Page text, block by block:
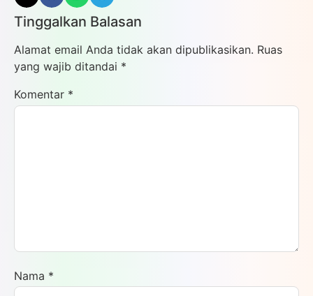
Tinggalkan Balasan
Alamat email Anda tidak akan dipublikasikan. Ruas
yang wajib ditandai *
Komentar *
Nama *